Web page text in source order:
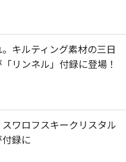
キルティング素材の三日
リンネル」付録に登場！
ワロフスキークリスタル
録に